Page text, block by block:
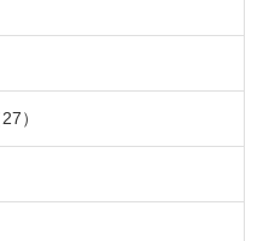
）